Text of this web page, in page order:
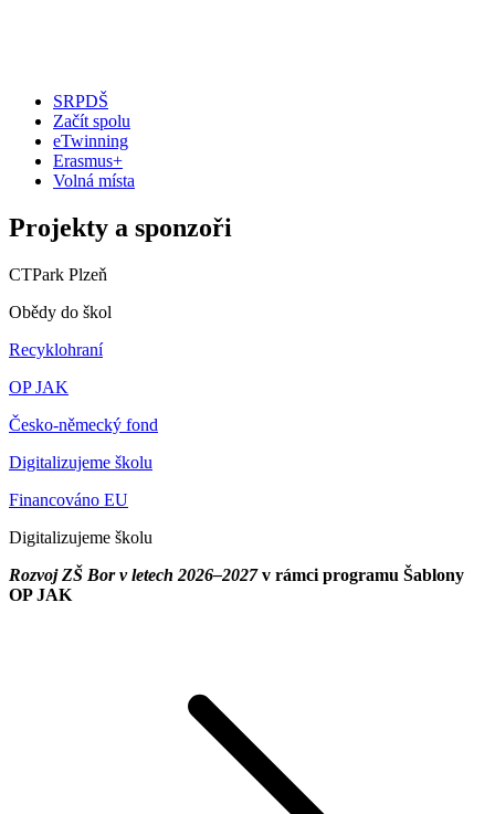
SRPDŠ
Začít spolu
eTwinning
Erasmus+
Volná místa
Projekty a sponzoři
CTPark Plzeň
Obědy do škol
Recyklohraní
OP JAK
Česko-německý fond
Digitalizujeme školu
Financováno EU
Digitalizujeme školu
Rozvoj ZŠ Bor v letech 2026–2027v rámci programu Šablony
OP JAK